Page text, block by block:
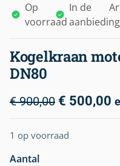
Op
voorraad
In de
aanbieding
Kogelkraan
DN80
€900,00 € 500,00
1 op voorraad
Aantal